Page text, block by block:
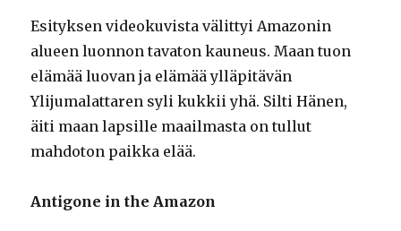
Esityksen videokuvista välittyi Amazonin
alueen luonnon tavaton kauneus. Maan tuon
elämää luovan ja elämää ylläpitävän
Ylijumalattaren syli kukkii yhä. Silti Hänen,
äiti maan lapsille maailmasta on tullut
mahdoton paikka elää.
Antigone in the Amazon